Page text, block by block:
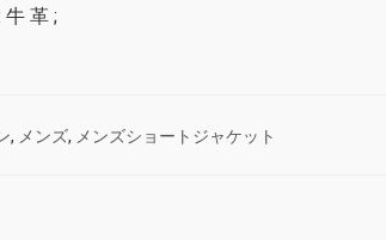
牛 革 ;
, メンズ, メンズショートジャケット